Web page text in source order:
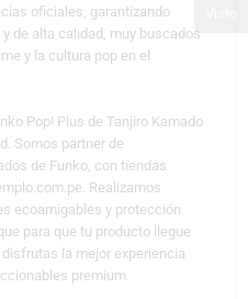
oficiales, garantizando
de alta calidad, muy buscados
y la cultura pop en el
Pop! Plus de Tanjiro Kamado
Somos partner de
de Funko, con tiendas
Realizamos
ecoamigables y protección
para que tu producto llegue
la mejor experiencia
premium.